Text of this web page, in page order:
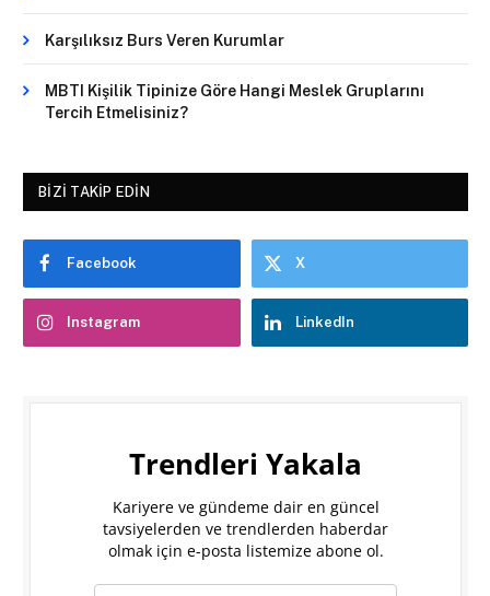
Karşılıksız Burs Veren Kurumlar
MBTI Kişilik Tipinize Göre Hangi Meslek Gruplarını
Tercih Etmelisiniz?
BIZI TAKIP EDIN
Facebook X
Instagram LinkedIn
Trendleri Yakala
Kariyere ve gündeme dair en güncel
tavsiyelerden ve trendlerden haberdar
olmak için e-posta listemize abone ol.